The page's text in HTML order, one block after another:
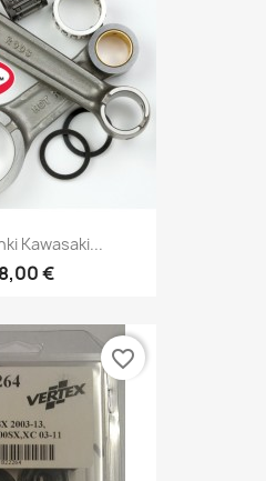
Kawasaki...
€
favorite_border